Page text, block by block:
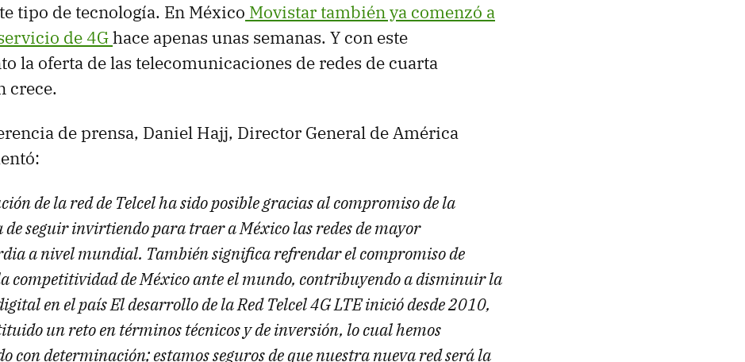
tipo de tecnología. En México Movistar también ya comenzó a
de 4Ghace apenas unas semanas. Y con este
la oferta de las telecomunicaciones de redes de cuarta
crece.
de prensa, Daniel Hajj, Director General de América
de la red de Telcel ha sido posible gracias al compromiso de la
de seguir invirtiendo para traer a México las redes de mayor
a nivel mundial. También significa refrendar el compromiso de
competitividad de México ante el mundo, contribuyendo a disminuir la
en el país El desarrollo de la Red Telcel 4G LTE inició desde 2010,
un reto en términos técnicos y de inversión, lo cual hemos
con determinación; estamos seguros de que nuestra nueva red será la